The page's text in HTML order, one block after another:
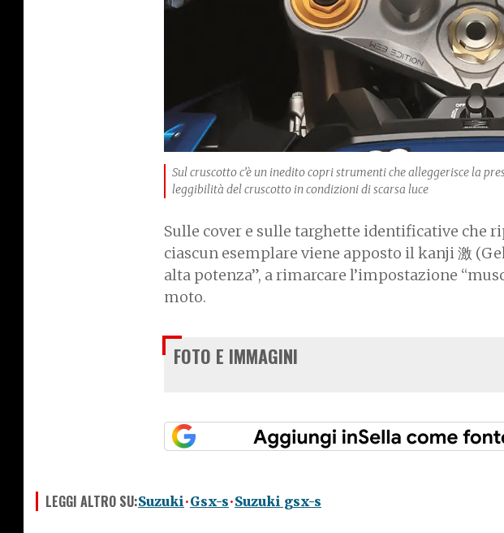
Sul cruscotto c’è un inedito copri strumenti che alleggerisce la
leggibilità del cruscotto in condizioni di scarsa luce
Sulle cover e sulle targhette identificative che
ciascun esemplare viene apposto il kanji 激
alta potenza”, a rimarcare l’impostazione
moto.
FOTO E IMMAGINI
LEGGI ALTRO SU:Suzuki Gsx-s Suzuki gsx-s